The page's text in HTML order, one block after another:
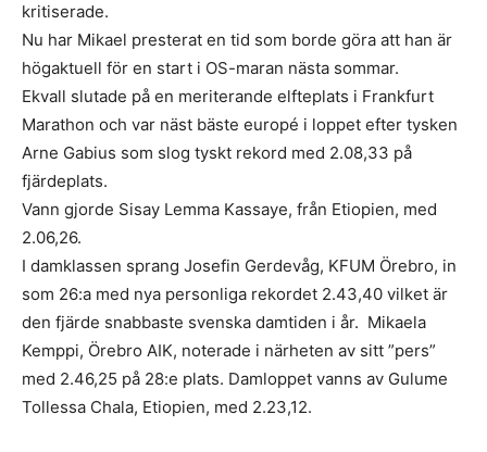
kritiserade.
Nu har Mikael presterat en tid som borde göra att han är
högaktuell för en start i OS-maran nästa sommar.
Ekvall slutade på en meriterande elfteplats i Frankfurt
Marathon och var näst bäste europé i loppet efter tysken
Arne Gabius som slog tyskt rekord med 2.08,33 på
fjärdeplats.
Vann gjorde Sisay Lemma Kassaye, från Etiopien, med
2.06,26.
I damklassen sprang Josefin Gerdevåg, KFUM Örebro, in
som 26:a med nya personliga rekordet 2.43,40 vilket är
den fjärde snabbaste svenska damtiden i år. Mikaela
Kemppi, Örebro AIK, noterade i närheten av sitt ”pers”
med 2.46,25 på 28:e plats. Damloppet vanns av Gulume
Tollessa Chala, Etiopien, med 2.23,12.